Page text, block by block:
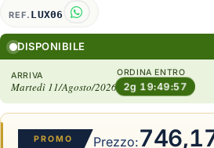
REF. LUX06
DISPONIBILE
ARRIVA
Martedì 11/Agosto/2026
ORDINA ENTRO
2g 19:49:56
PROMO Prezzo: